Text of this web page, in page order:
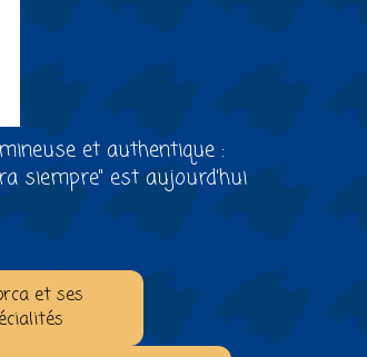
et authentique :
siempre" est aujourd’hui
et ses